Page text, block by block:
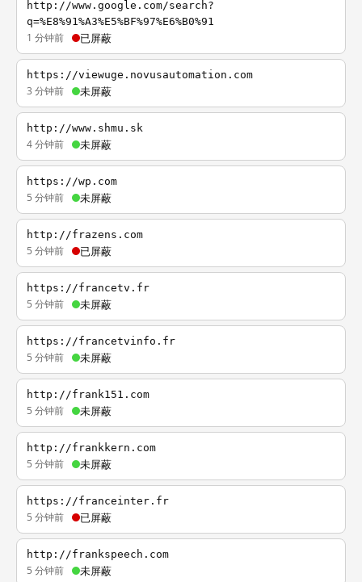
http://www.google.com/search?
q=%E8%91%A3%E5%BF%97%E6%B0%91
1 分钟前 已屏蔽
https://viewuge.novusautomation.com
3 分钟前 未屏蔽
http://www.shmu.sk
4 分钟前 未屏蔽
https://wp.com
5 分钟前 未屏蔽
http://frazens.com
5 分钟前 已屏蔽
https://francetv.fr
5 分钟前 未屏蔽
https://francetvinfo.fr
5 分钟前 未屏蔽
http://frank151.com
5 分钟前 未屏蔽
http://frankkern.com
5 分钟前 未屏蔽
https://franceinter.fr
5 分钟前 已屏蔽
http://frankspeech.com
5 分钟前 未屏蔽